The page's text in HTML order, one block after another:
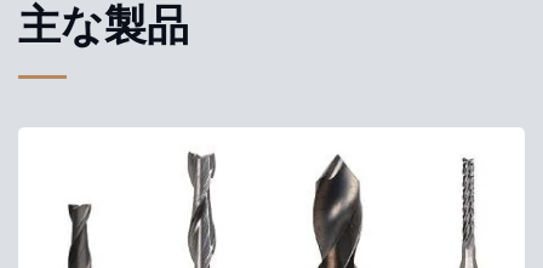
主な製品